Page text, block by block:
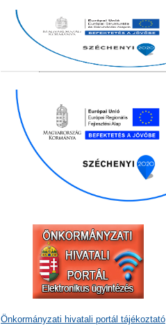
Önkormányzati hivatali portál tájékoztató